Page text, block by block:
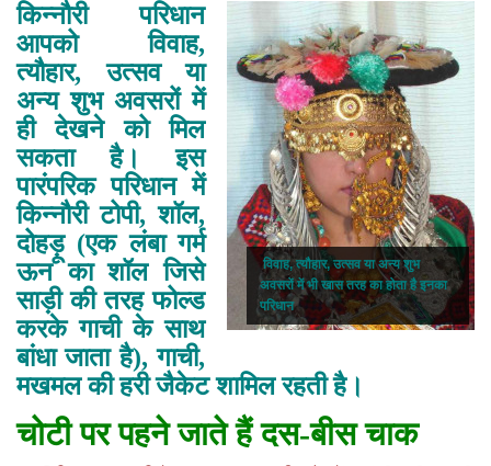
विवाह, त्यौहार, उत्सव या अन्य शुभ
अवसरों में भी खास तरह का होता है इनका
परिधान
किन्नौरी परिधान
आपको विवाह,
त्यौहार, उत्सव या
अन्य शुभ अवसरों में
ही देखने को मिल
सकता है। इस
पारंपरिक परिधान में
किन्नौरी टोपी, शॉल,
दोहड़ू (एक लंबा गर्म
ऊन का शॉल जिसे
साड़ी की तरह फोल्ड
करके गाची के साथ
बांधा जाता है), गाची,
मखमल की हरी जैकेट शामिल रहती है।
चोटी पर पहने जाते हैं दस-बीस चाक